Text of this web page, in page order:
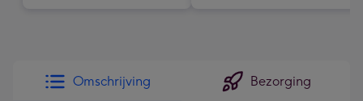
Omschrijving Bezorging